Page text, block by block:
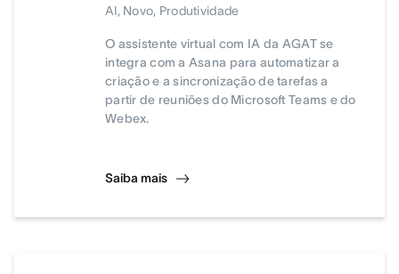
AI, Novo, Produtividade
O assistente virtual com IA da AGAT se
integra com a Asana para automatizar a
criação e a sincronização de tarefas a
partir de reuniões do Microsoft Teams e do
Webex.
Saiba mais